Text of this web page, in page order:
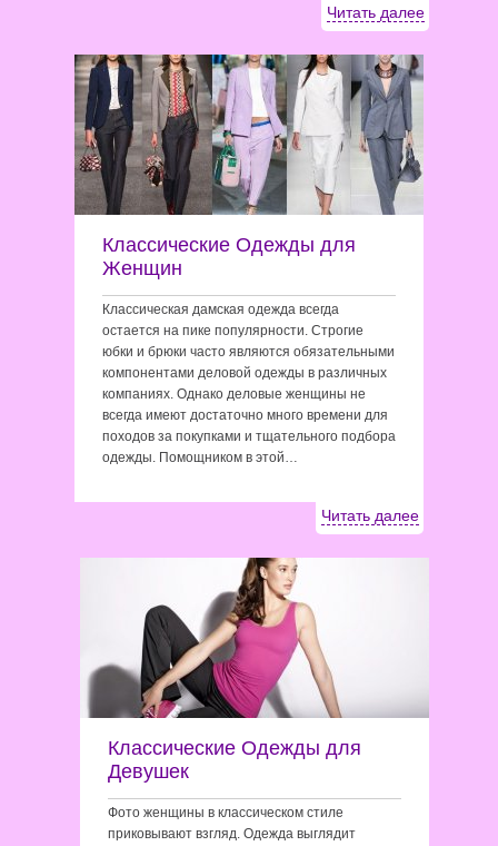
Читать далее
Классические Одежды для
Женщин
Классическая дамская одежда всегда
остается на пике популярности. Строгие
юбки и брюки часто являются обязательными
компонентами деловой одежды в различных
компаниях. Однако деловые женщины не
всегда имеют достаточно много времени для
походов за покупками и тщательного подбора
одежды. Помощником в этой…
Читать далее
Классические Одежды для
Девушек
Фото женщины в классическом стиле
приковывают взгляд. Одежда выглядит